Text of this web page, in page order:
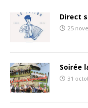
Direct
25
Soirée
31